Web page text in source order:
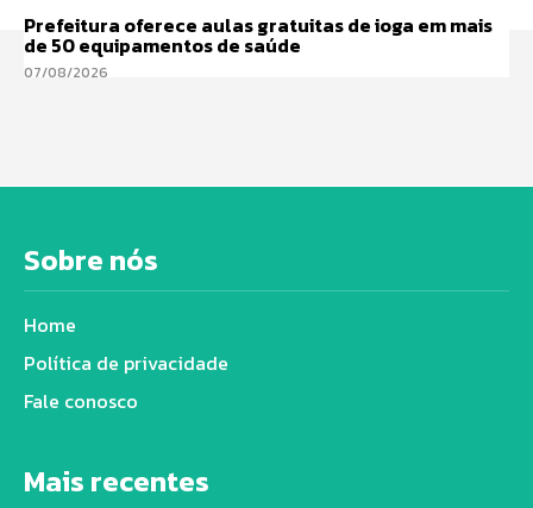
Prefeitura oferece aulas gratuitas de ioga em mais
de 50 equipamentos de saúde
07/08/2026
Sobre nós
Home
Política de privacidade
Fale conosco
Mais recentes